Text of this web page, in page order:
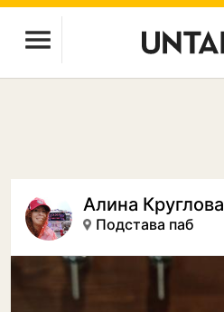
Алина Круглова
Подстава паб